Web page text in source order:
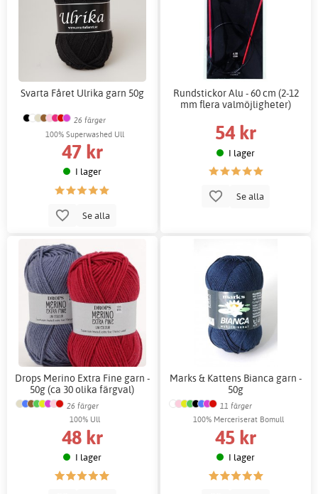
Svarta Fåret Ulrika garn 50g
26 färger
100% Superwashed Ull
47 kr
I lager
Se alla
Rundstickor Alu - 60 cm (2-12
mm flera valmöjligheter)
54 kr
I lager
Se alla
Drops Merino Extra Fine garn -
50g (ca 30 olika färgval)
26 färger
100% Ull
48 kr
I lager
Marks & Kattens Bianca garn -
50g
11 färger
100% Merceriserat Bomull
45 kr
I lager